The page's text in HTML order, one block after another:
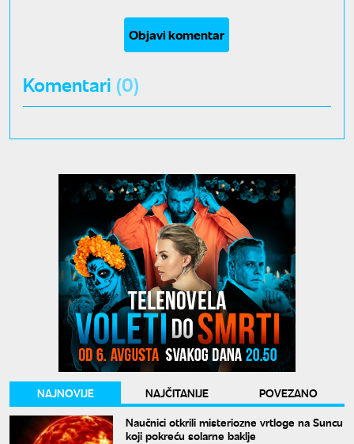
Objavi komentar
Komentari (0)
NAJNOVIJE NAJČITANIJE
POVEZANO
Naučnici otkrili misteriozne vrtloge na Suncu
koji pokreću solarne baklje